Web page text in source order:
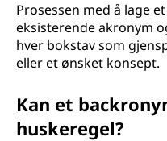
Prosessen med å lage
eksisterende akronym
hver bokstav som
eller et ønsket konsept.
Kan et
huskeregel?